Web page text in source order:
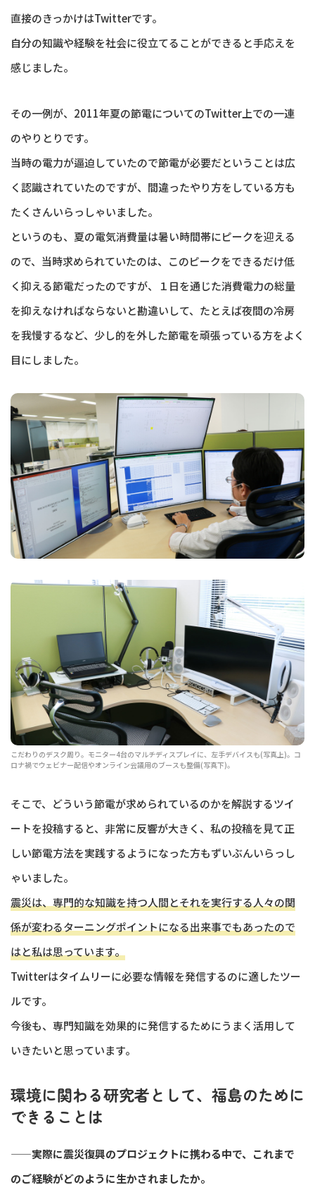
直接のきっかけはTwitterです。
自分の知識や経験を社会に役立てることができると手応えを
感じました。
その一例が、2011年夏の節電についてのTwitter上での一連
のやりとりです。
当時の電力が逼迫していたので節電が必要だということは広
く認識されていたのですが、間違ったやり方をしている方も
たくさんいらっしゃいました。
というのも、夏の電気消費量は暑い時間帯にピークを迎える
ので、当時求められていたのは、このピークをできるだけ低
く抑える節電だったのですが、１日を通じた消費電力の総量
を抑えなければならないと勘違いして、たとえば夜間の冷房
を我慢するなど、少し的を外した節電を頑張っている方をよく
目にしました。
こだわりのデスク周り。モニター4台のマルチディスプレイに、左手デバイスも(写真上)。コ
ロナ禍でウェビナー配信やオンライン会議用のブースも整備(写真下)。
そこで、どういう節電が求められているのかを解説するツイ
ートを投稿すると、非常に反響が大きく、私の投稿を見て正
しい節電方法を実践するようになった方もずいぶんいらっし
ゃいました。
震災は、専門的な知識を持つ人間とそれを実行する人々の関
係が変わるターニングポイントになる出来事でもあったので
はと私は思っています。
Twitterはタイムリーに必要な情報を発信するのに適したツー
ルです。
今後も、専門知識を効果的に発信するためにうまく活用して
いきたいと思っています。
環境に関わる研究者として、福島のために
できることは
——実際に震災復興のプロジェクトに携わる中で、これまで
のご経験がどのように生かされましたか。